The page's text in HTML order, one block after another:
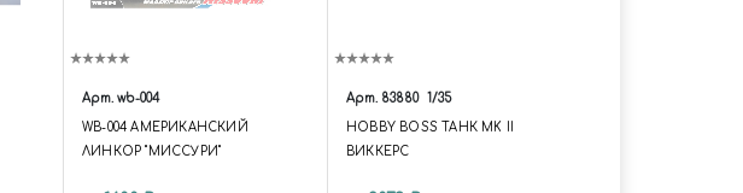
Арт. wb-004
WB-004 АМЕРИКАНСКИЙ
ЛИНКОР "МИССУРИ"
Арт. 83880 1/35
HOBBY BOSS ТАНК MK II
ВИККЕРС